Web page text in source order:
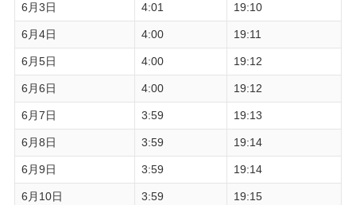
6月3日 4:01 19:10
6月4日 4:00 19:11
6月5日 4:00 19:12
6月6日 4:00 19:12
6月7日 3:59 19:13
6月8日 3:59 19:14
6月9日 3:59 19:14
6月10日 3:59 19:15